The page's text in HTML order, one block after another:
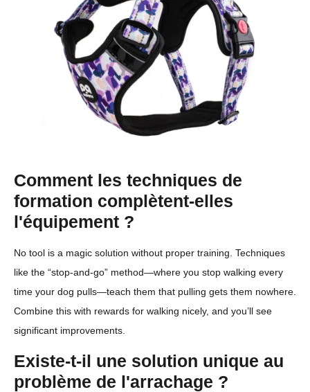
Comment les techniques de
formation complètent-elles
l'équipement ?
No tool is a magic solution without proper training. Techniques
like the “stop-and-go” method—where you stop walking every
time your dog pulls—teach them that pulling gets them nowhere.
Combine this with rewards for walking nicely, and you’ll see
significant improvements.
Existe-t-il une solution unique au
problème de l'arrachage ?